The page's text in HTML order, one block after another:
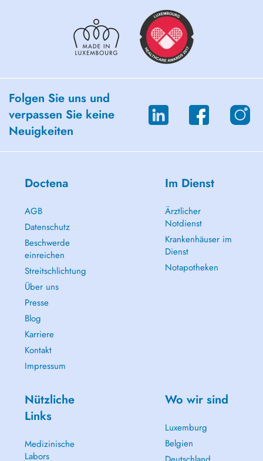
Folgen Sie uns und
verpassen Sie keine
Neuigkeiten
Doctena
AGB
Datenschutz
Beschwerde
einreichen
Streitschlichtung
Über uns
Presse
Blog
Karriere
Kontakt
Impressum
Im Dienst
Ärztlicher
Notdienst
Krankenhäuser im
Dienst
Notapotheken
Nützliche
Links
Medizinische
Labors
Wo wir sind
Luxemburg
Belgien